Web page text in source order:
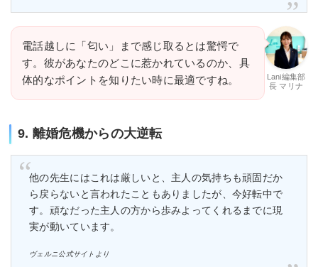
Lani編集部
長 マリナ
電話越しに「匂い」まで感じ取るとは驚愕で
す。彼があなたのどこに惹かれているのか、具
体的なポイントを知りたい時に最適ですね。
9. 離婚危機からの大逆転
他の先生にはこれは厳しいと、主人の気持ちも頑固だか
ら戻らないと言われたこともありましたが、今好転中で
す。頑なだった主人の方から歩みよってくれるまでに現
実が動いています。
ヴェルニ公式サイトより